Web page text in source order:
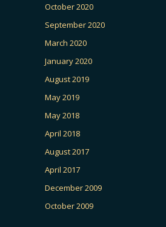
October 2020
September 2020
March 2020
January 2020
August 2019
May 2019
May 2018
April 2018
August 2017
April 2017
December 2009
October 2009